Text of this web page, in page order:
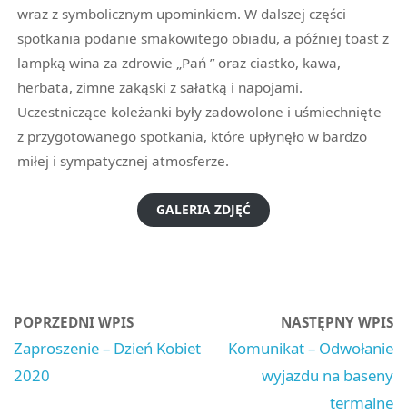
wraz z symbolicznym upominkiem. W dalszej części
spotkania podanie smakowitego obiadu, a później toast z
lampką wina za zdrowie „Pań ” oraz ciastko, kawa,
herbata, zimne zakąski z sałatką i napojami.
Uczestniczące koleżanki były zadowolone i uśmiechnięte
z przygotowanego spotkania, które upłynęło w bardzo
miłej i sympatycznej atmosferze.
GALERIA ZDJĘĆ
POPRZEDNI WPIS
Zaproszenie – Dzień Kobiet
2020
NASTĘPNY WPIS
Komunikat – Odwołanie
wyjazdu na baseny
termalne